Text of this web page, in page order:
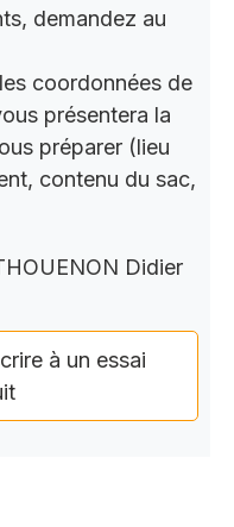
demandez au
coordonnées de
présentera la
préparer (lieu
contenu du sac,
Didier
à un essai